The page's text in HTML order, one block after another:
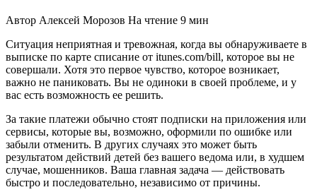
Автор Алексей Морозов На чтение 9 мин
Ситуация неприятная и тревожная, когда вы обнаруживаете в
выписке по карте списание от itunes.com/bill, которое вы не
совершали. Хотя это первое чувство, которое возникает,
важно не паниковать. Вы не одиноки в своей проблеме, и у
вас есть возможность ее решить.
За такие платежи обычно стоят подписки на приложения или
сервисы, которые вы, возможно, оформили по ошибке или
забыли отменить. В других случаях это может быть
результатом действий детей без вашего ведома или, в худшем
случае, мошенников. Ваша главная задача — действовать
быстро и последовательно, независимо от причины.